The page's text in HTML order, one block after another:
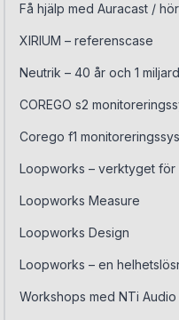
Få hjälp med Auracast /
XIRIUM – referenscase
Neutrik – 40 år och 1
COREGO s2
Corego f1
Loopworks – verktyget för
Loopworks Measure
Loopworks Design
Loopworks – en
Workshops med NTi Audio